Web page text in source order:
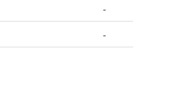
-
-